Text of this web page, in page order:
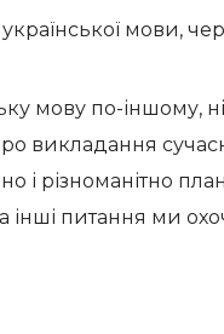
мови,
мову по-іншому,
викладання
і різноманітно
інші питання ми